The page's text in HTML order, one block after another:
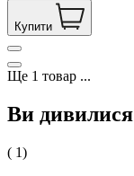
Купити
Ще 1 товар ...
Ви дивилися
( 1)